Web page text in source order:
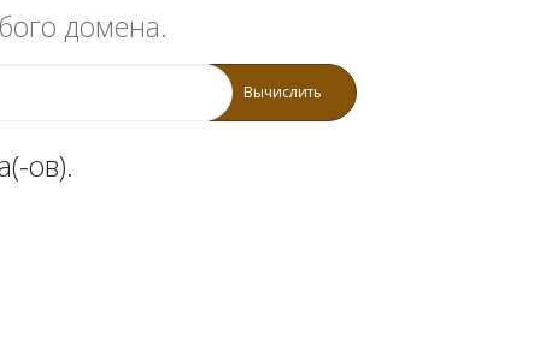
домена.
Вычислить
ов).